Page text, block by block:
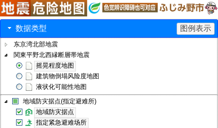
数据类型 图例表示
东京湾北部地震
関東平野北西縁断層帯地震
摇晃程度地图
建筑物倒塌风险度地图
液状化可能性地图
地域防灾据点(指定避难所)
地域防灾据点
指定紧急避难场所